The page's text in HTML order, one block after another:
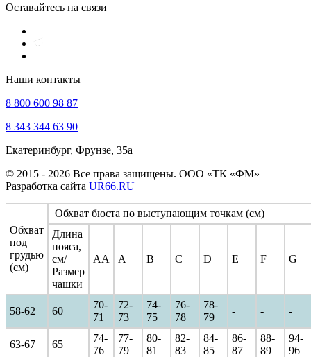
Оставайтесь на связи
Наши контакты
8 800 600 98 87
8 343 344 63 90
Екатеринбург, Фрунзе, 35а
© 2015 - 2026 Все права защищены. ООО «ТК «ФМ»
Разработка сайта UR66.RU
Обхват
под
грудью
(см)
Обхват бюста по выступающим точкам (см)
Длина
пояса,
см/
Размер
чашки
AA A B C D E F G
58-62 60
70-
71
72-
73
74-
75
76-
78
78-
79
- - -
63-67 65
74-
76
77-
79
80-
81
82-
83
84-
85
86-
87
88-
89
94-
96